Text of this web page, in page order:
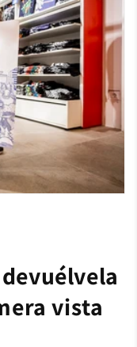
vista